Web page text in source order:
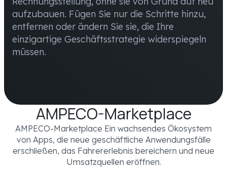
aufzubauen. Fügen Sie nur die Schritte hinzu,
entfernen oder ändern Sie sie, die Ihre
einzigartige Geschäftsstrategie widerspiegeln
müssen.
AMPECO-Marketplace
AMPECO-Marketplace Ein wachsendes Ökosystem
von Apps, die neue geschäftliche Anwendungsfälle
erschließen, das Fahrererlebnis bereichern und neue
Umsatzquellen eröffnen.